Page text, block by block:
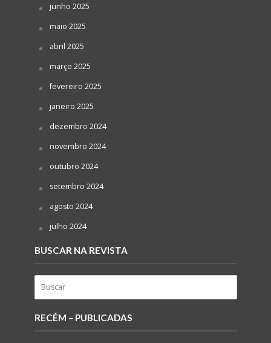
junho 2025
maio 2025
abril 2025
março 2025
fevereiro 2025
janeiro 2025
dezembro 2024
novembro 2024
outubro 2024
setembro 2024
agosto 2024
julho 2024
BUSCAR NA REVISTA
RECÉM – PUBLICADAS